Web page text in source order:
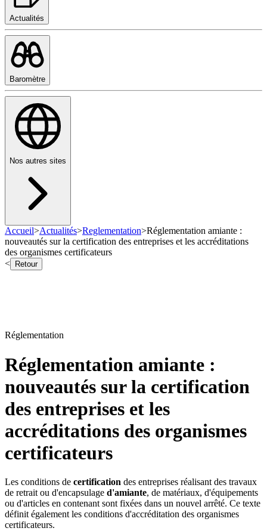
Actualités
Baromètre
Nos autres sites
Accueil>Actualités>Reglementation>Réglementation amiante :
nouveautés sur la certification des entreprises et les accréditations
des organismes certificateurs
<
Retour
Réglementation
Réglementation amiante :
nouveautés sur la certification
des entreprises et les
accréditations des organismes
certificateurs
Les conditions de certification des entreprises réalisant des travaux
de retrait ou d'encapsulage d'amiante, de matériaux, d'équipements
ou d'articles en contenant sont fixées dans un nouvel arrêté. Ce texte
définit également les conditions d'accréditation des organismes
certificateurs.